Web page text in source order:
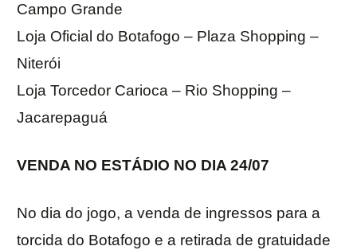
Campo Grande
Loja Oficial do Botafogo – Plaza Shopping –
Niterói
Loja Torcedor Carioca – Rio Shopping –
Jacarepaguá
VENDA NO ESTÁDIO NO DIA 24/07
No dia do jogo, a venda de ingressos para a
torcida do Botafogo e a retirada de gratuidade